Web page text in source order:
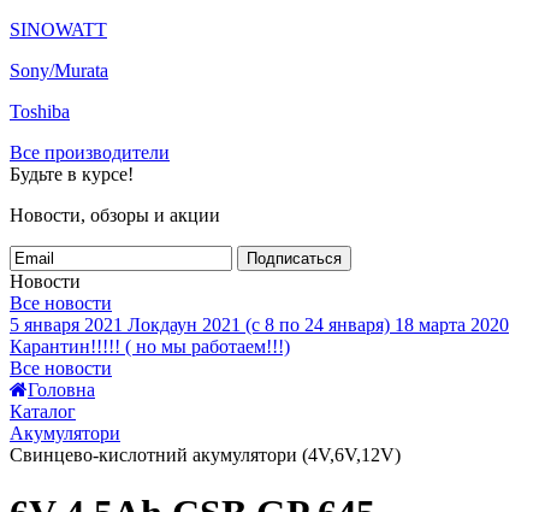
SINOWATT
Sony/Murata
Toshiba
Все производители
Будьте в курсе!
Новости, обзоры и акции
Подписаться
Новости
Все новости
5 января 2021 Локдаун 2021 (с 8 по 24 января) 18 марта 2020
Карантин!!!!! ( но мы работаем!!!)
Все новости
Головна
Каталог
Акумулятори
Свинцево-кислотний акумулятори (4V,6V,12V)